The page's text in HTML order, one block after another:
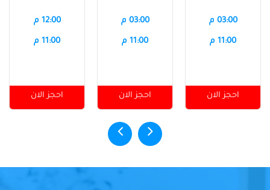
03:00 م
11:00 م
احجز الان
03:00 م
11:00 م
احجز الان
12:00 م
11:00 م
احجز الان